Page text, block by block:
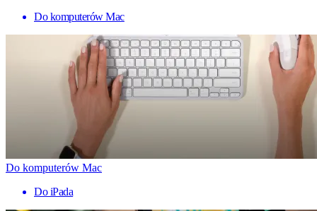
Do komputerów Mac
Do komputerów Mac
Do iPada